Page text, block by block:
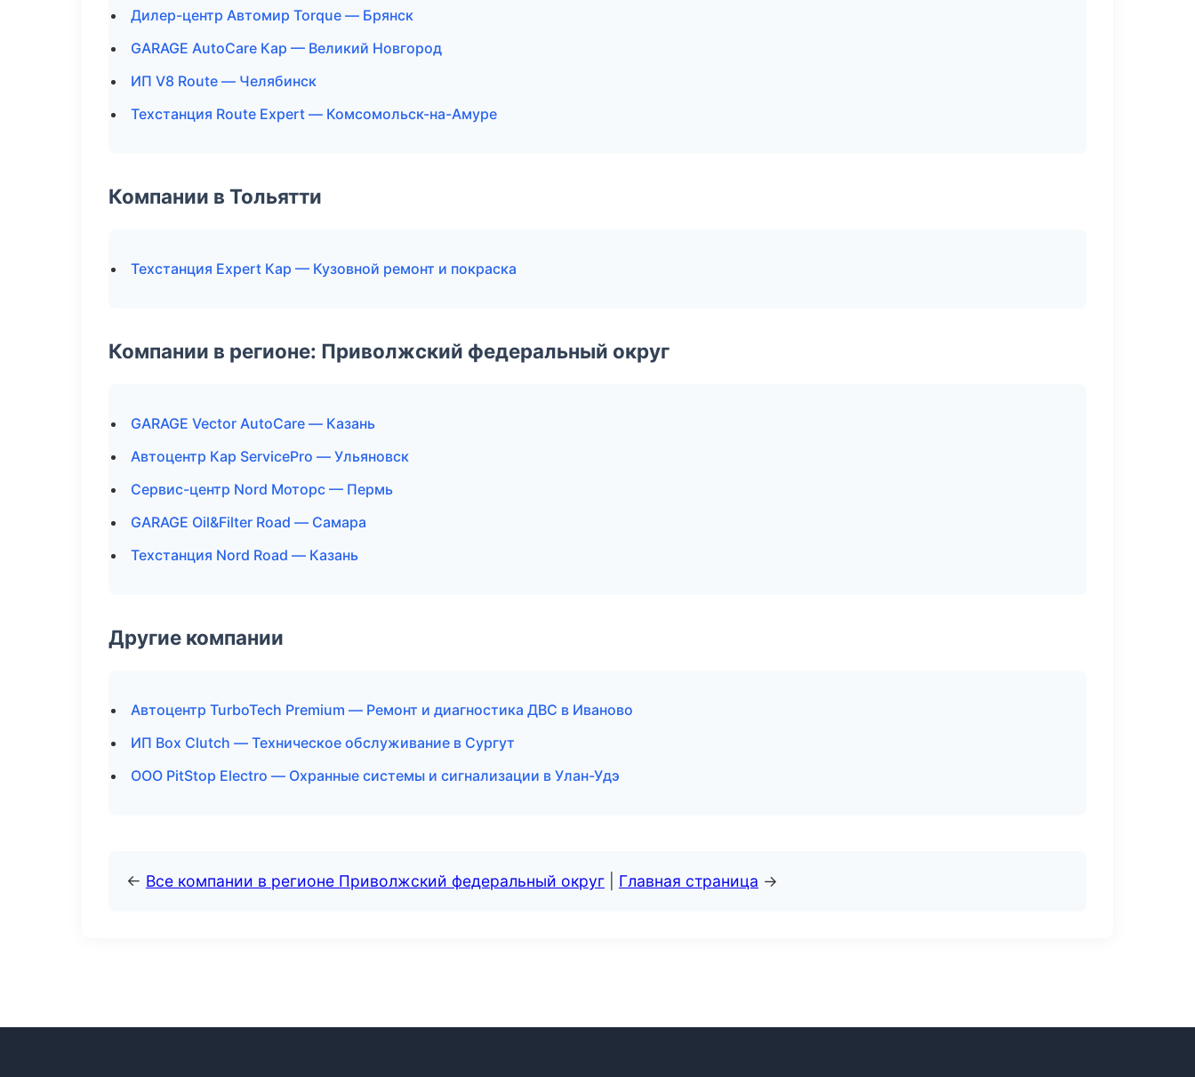
Дилер-центр Автомир Torque — Брянск
GARAGE AutoCare Кар — Великий Новгород
ИП V8 Route — Челябинск
Техстанция Route Expert — Комсомольск-на-Амуре
Компании в Тольятти
Техстанция Expert Кар — Кузовной ремонт и покраска
Компании в регионе: Приволжский федеральный округ
GARAGE Vector AutoCare — Казань
Автоцентр Кар ServicePro — Ульяновск
Сервис-центр Nord Моторс — Пермь
GARAGE Oil&Filter Road — Самара
Техстанция Nord Road — Казань
Другие компании
Автоцентр TurboTech Premium — Ремонт и диагностика ДВС в Иваново
ИП Box Clutch — Техническое обслуживание в Сургут
ООО PitStop Electro — Охранные системы и сигнализации в Улан-Удэ
← Все компании в регионе Приволжский федеральный округ Главная страница →